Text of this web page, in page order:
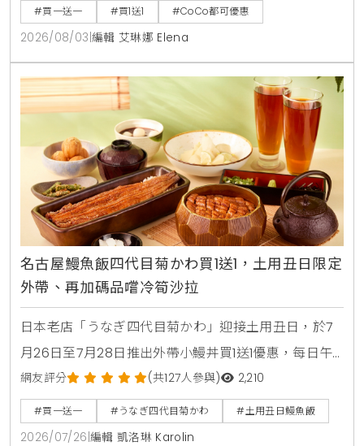
週三好友日更祭出百香雙響炮買1送1優惠。
#買一送一 #買1送1 #CoCo都可優惠
2026/08/03 編輯 艾琳娜 Elena
名古屋鰻魚飯四代目菊かわ買1送1，土用丑日限定
外帶、再加碼品嚐冷筍沙拉
日本老店「うなぎ四代目菊かわ」迎接土用丑日，於7
月26日至7月28日推出外帶小鰻丼買1送1優惠，每日午
晚餐各限量15組。即日起至8月31日同步開賣「夏鰻雙
饗宴」特價2450元與全新單品冷筍沙拉，提供最道地
的日本夏日食補饗宴。
網友評分 (共127人參與) 2,210
#買一送一 #うなぎ四代目菊かわ #土用丑日鰻魚飯
2026/07/26 編輯 凱洛琳 Karolin